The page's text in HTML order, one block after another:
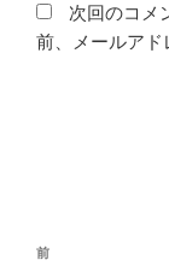
次回のコメ
前、メールアド
投
前
前